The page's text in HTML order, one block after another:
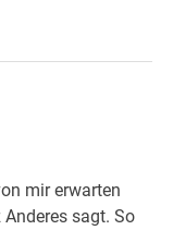
mir erwarten
sagt. So